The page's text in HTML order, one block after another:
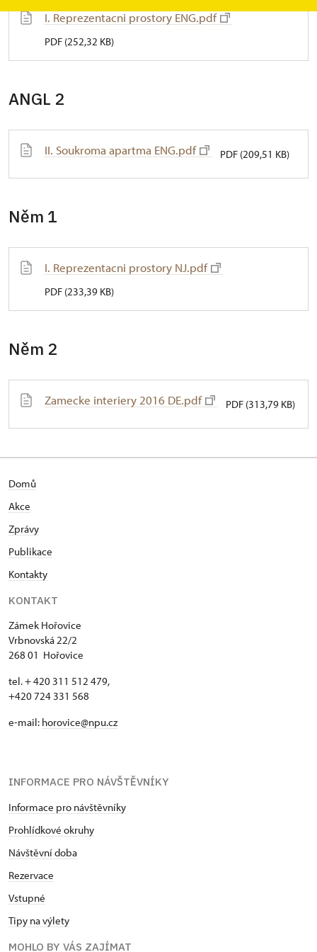
I. Reprezentacni prostory ENG.pdf
PDF (252,32 KB)
ANGL 2
II. Soukroma apartma ENG.pdf PDF (209,51 KB)
Něm 1
I. Reprezentacni prostory NJ.pdf
PDF (233,39 KB)
Něm 2
Zamecke interiery 2016 DE.pdf PDF (313,79 KB)
Domů
Akce
Zprávy
Publikace
Kontakty
KONTAKT
Zámek Hořovice
Vrbnovská 22/2
268 01 Hořovice
tel. + 420 311 512 479,
+420 724 331 568
e-mail: horovice@npu.cz
INFORMACE PRO NÁVŠTĚVNÍKY
Informace pro návštěvníky
Prohlídkové okruhy
Návštěvní doba
Rezervace
Vstupné
Tipy na výlety
MOHLO BY VÁS ZAJÍMAT